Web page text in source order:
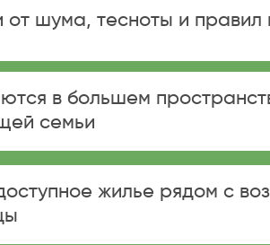
жилье рядом с
от шума, тесноты и
в большем
семьи